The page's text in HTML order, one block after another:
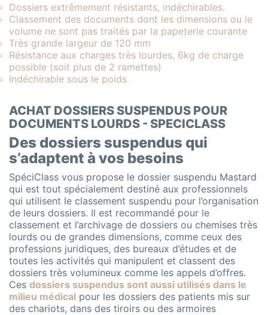
Dossiers extrêmement résistants, indéchirables.
Classement des documents dont les dimensions ou le
volume ne sont pas traités par la papeterie courante
Très grande largeur de 120 mm
Résistance aux charges très lourdes, 6kg de charge
possible (soit plus de 2 ramettes)
Indéchirable sous le poids
ACHAT DOSSIERS SUSPENDUS POUR
DOCUMENTS LOURDS - SPECICLASS
Des dossiers suspendus qui
s’adaptent à vos besoins
SpéciClass vous propose le dossier suspendu Mastard
qui est tout spécialement destiné aux professionnels
qui utilisent le classement suspendu pour l’organisation
de leurs dossiers. Il est recommandé pour le
classement et l’archivage de dossiers ou chemises très
lourds ou de grandes dimensions, comme ceux des
professions juridiques, des bureaux d’études et de
toutes les activités qui manipulent et classent des
dossiers très volumineux comme les appels d’offres.
Ces dossiers suspendus sont aussi utilisés dans le
milieu médical pour les dossiers des patients mis sur
des chariots, dans des tiroirs ou des armoires